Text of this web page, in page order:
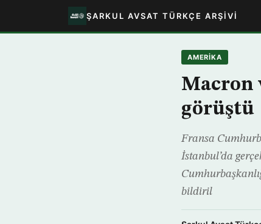
ŞARKUL AVSAT TÜRKÇE ARŞIVI
AMERIKA
Macron
görüştü
Fransa
İstanbul’da
bildiril